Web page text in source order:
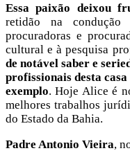
Essa paixão deixou
retidão na
procuradoras e
cultural e à pesquisa
de notável saber e
profissionais desta
exemplo. Hoje Alice é
melhores trabalhos
do Estado da Bahia.
Padre Antonio Vieira,